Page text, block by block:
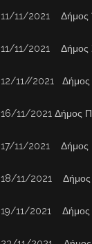
11/11/2021 Δήμος
11/11/2021 Δήμος
12/11//2021 Δήμος
16/11/2021 Δήμος
17/11/2021 Δήμος
18/11/2021 Δήμος
19/11/2021 Δήμος